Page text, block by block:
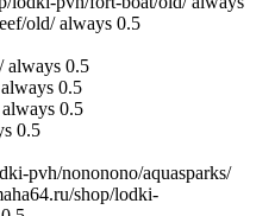
old/ always 0.5
always 0.5
always 0.5
always 0.5
0.5
pvh/nononono/aquasparks/
shop/lodki-